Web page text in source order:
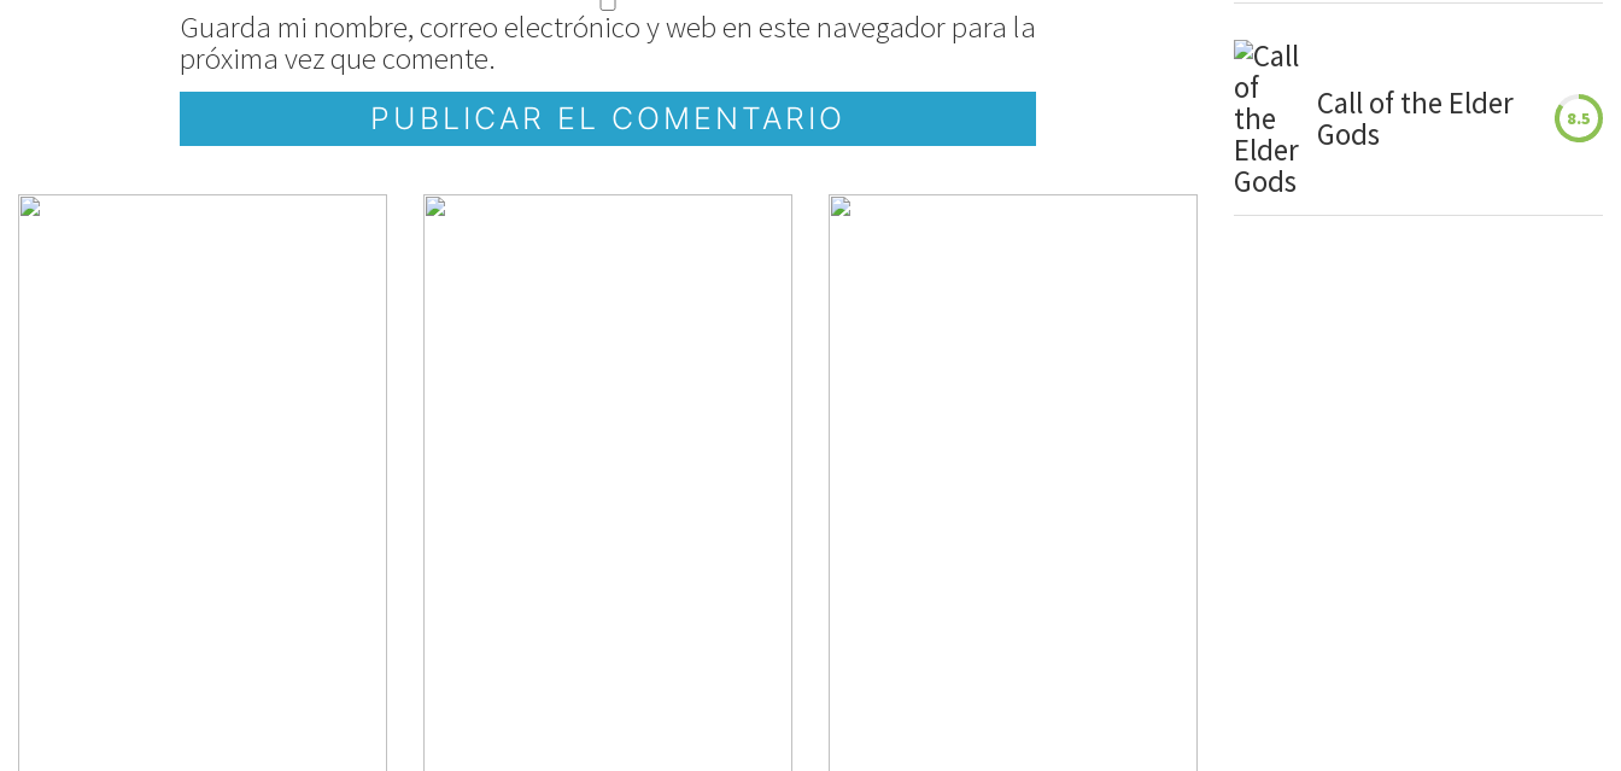
Guarda mi nombre, correo electrónico y web en este navegador para la
próxima vez que comente.
Call of the Elder
Gods
8.5